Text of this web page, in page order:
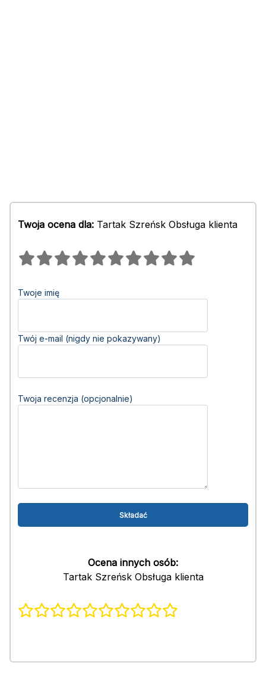
Twoja ocena dla: Tartak Szreńsk Obsługa klienta
Twoje imię
Twój e-mail (nigdy nie pokazywany)
Twoja recenzja (opcjonalnie)
Ocena innych osób:
Tartak Szreńsk Obsługa klienta